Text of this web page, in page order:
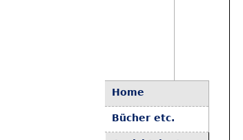
Home
Bücher etc.